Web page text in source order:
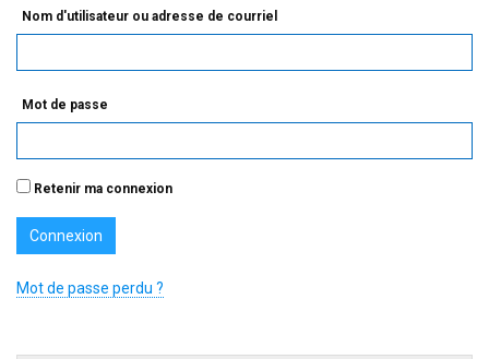
Nom d'utilisateur ou adresse de courriel
Mot de passe
Retenir ma connexion
Mot de passe perdu ?